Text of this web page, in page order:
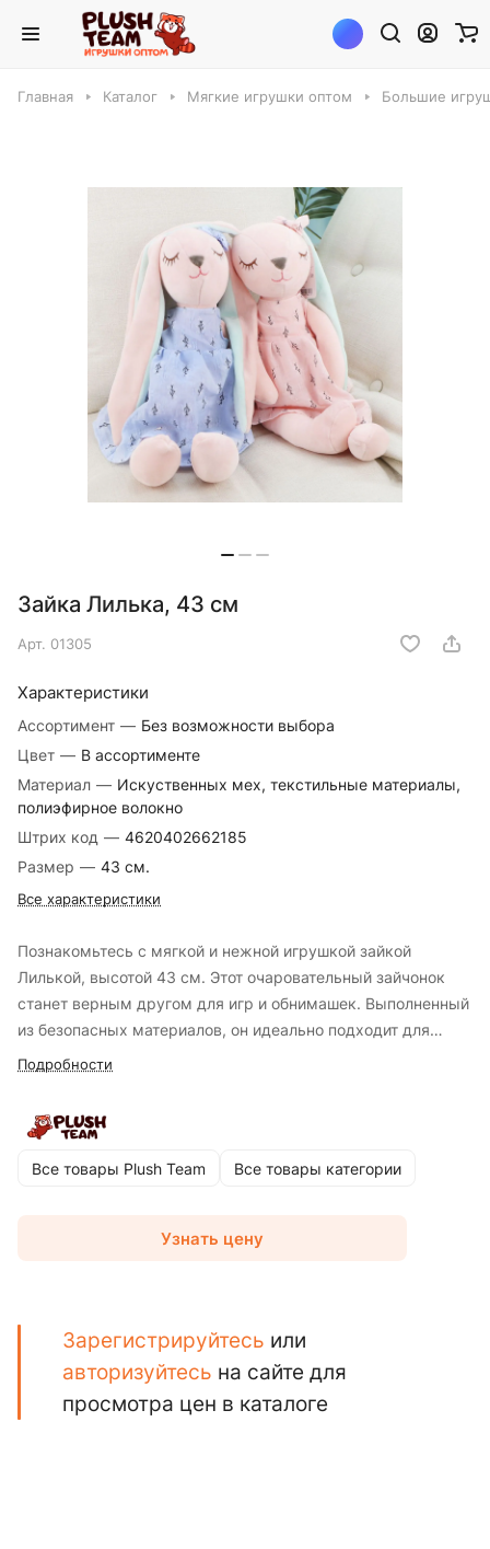
Главная Каталог Мягкие игрушки оптом Большие
Зайка Лилька, 43 см
Арт. 01305
Характеристики
Ассортимент — Без возможности выбора
Цвет — В ассортименте
Материал — Искуственных мех, текстильные материалы,
полиэфирное волокно
Штрих код — 4620402662185
Размер — 43 см.
Все характеристики
Познакомьтесь с мягкой и нежной игрушкой зайкой
Лилькой, высотой 43 см. Этот очаровательный зайчонок
станет верным другом для игр и обнимашек. Выполненный
из безопасных материалов, он идеально подходит для
малышей и станет прекрасным украшением детской
Подробности
Все товары Plush Team Все товары категории
Узнать цену
Зарегистрируйтесь или
авторизуйтесь на сайте для
просмотра цен в каталоге